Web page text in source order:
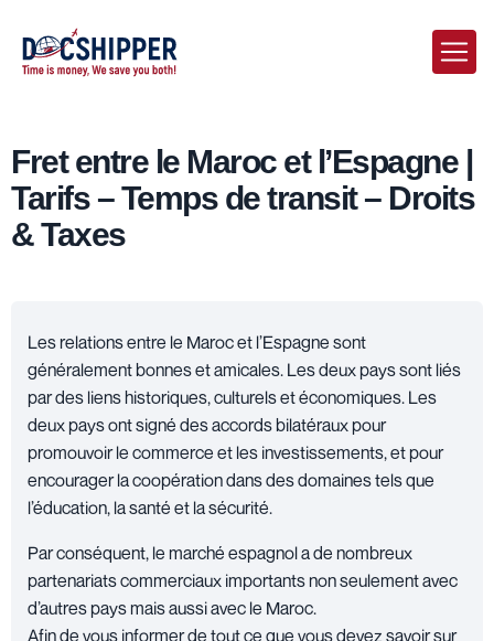
Fret entre le Maroc et l’Espagne |
Tarifs – Temps de transit – Droits
& Taxes
Les relations entre le Maroc et l’Espagne sont
généralement bonnes et amicales. Les deux pays sont liés
par des liens historiques, culturels et économiques. Les
deux pays ont signé des accords bilatéraux pour
promouvoir le commerce et les investissements, et pour
encourager la coopération dans des domaines tels que
l’éducation, la santé et la sécurité.
Par conséquent, le marché espagnol a de nombreux
partenariats commerciaux importants non seulement avec
d’autres pays mais aussi avec le Maroc.
Afin de vous informer de tout ce que vous devez savoir sur